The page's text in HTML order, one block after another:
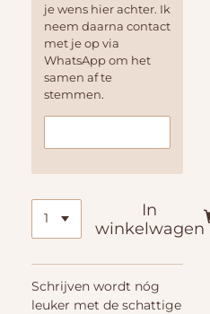
je wens hier achter. Ik
neem daarna contact
met je op via
WhatsApp om het
samen af te
stemmen.
In
winkelwagen
Schrijven wordt nóg
leuker met de schattige